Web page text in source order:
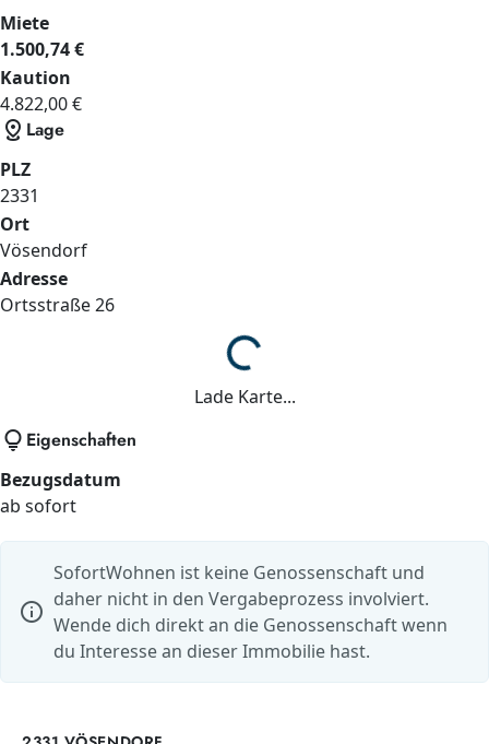
Miete
1.500,74 €
Kaution
4.822,00 €
distance Lage
PLZ
2331
Ort
Vösendorf
Adresse
Ortsstraße26
Lade...
Lade Karte...
lightbulb Eigenschaften
Bezugsdatum
ab sofort
info
SofortWohnen ist keine Genossenschaft und
daher nicht in den Vergabeprozess involviert.
Wende dich direkt an die Genossenschaft wenn
du Interesse an dieser Immobilie hast.